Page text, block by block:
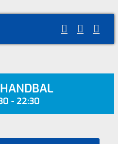
- 22:30